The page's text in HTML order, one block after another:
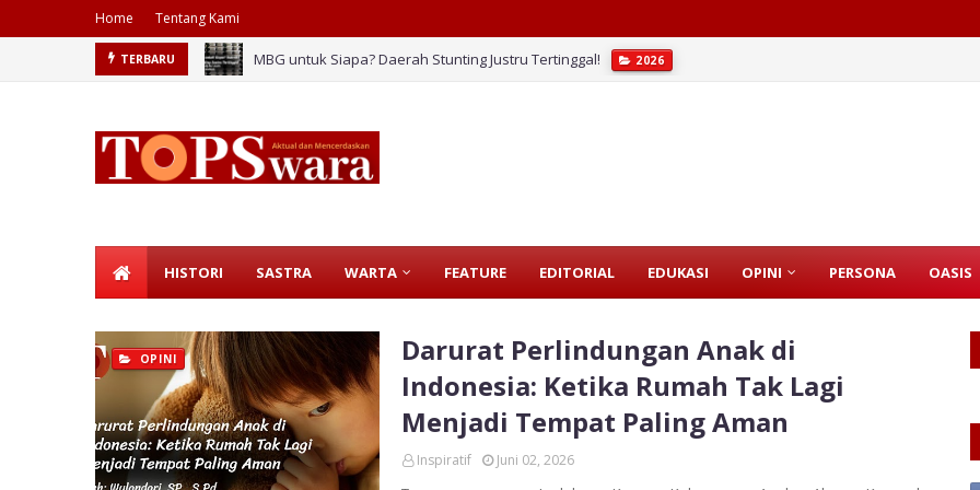
Home Tentang Kami
TERBARU MBG untuk Siapa? Daerah Stunting Justru Tertinggal! 2026
HISTORI SASTRA WARTA FEATURE EDITORIAL EDUKASI OPINI PERSONA OASIS
OPINI
Darurat Perlindungan Anak di
Indonesia: Ketika Rumah Tak Lagi
Menjadi Tempat Paling Aman
Inspiratif Juni 02, 2026